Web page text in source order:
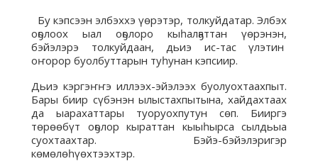
Бу кэпсээн элбэххэ үөрэтэр, толкуйдатар. Элбэх
оҕолоох ыал оҕолоро кыһалҕаттан үөрэнэн,
бэйэлэрэ толкуйдаан, дьиэ ис-тас үлэтин
оҥорор буолбуттарын туһунан кэпсиир.
Дьиэ кэргэҥҥэ иллээх-эйэлээх буолуохтаахпыт.
Бары биир сүбэнэн ылыстахпытына, хайдахтаах
да ыарахаттары туоруохпутун сөп. Бииргэ
төрөөбүт оҕолор кыраттан кыыһырса сылдьыа
суохтаахтар. Бэйэ-бэйэлэригэр
көмөлөһүөхтээхтэр.